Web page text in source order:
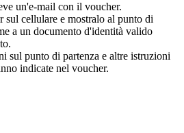
un'e-mail con il voucher.
sul cellulare e mostralo al punto di
a un documento d'identità valido
sul punto di partenza e altre istruzioni
indicate nel voucher.